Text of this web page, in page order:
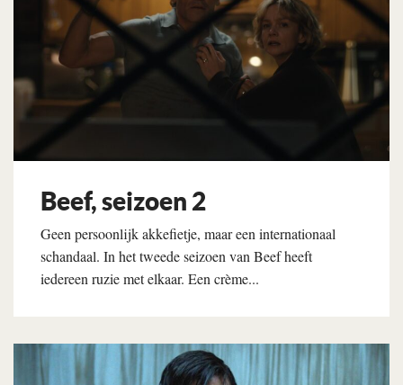
Beef, seizoen 2
Geen persoonlijk akkefietje, maar een internationaal
schandaal. In het tweede seizoen van Beef heeft
iedereen ruzie met elkaar. Een crème...
Lees verder